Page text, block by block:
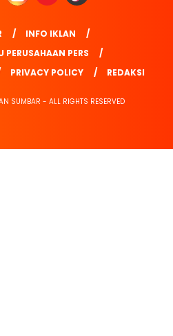
INFO IKLAN
PERUSAHAAN PERS
PRIVACY POLICY REDAKSI
SUMBAR - ALL RIGHTS RESERVED